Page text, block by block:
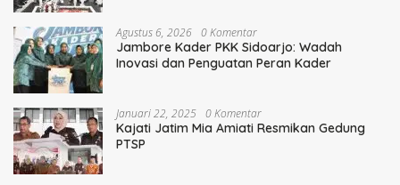
Agustus 6, 2026 0 Komentar
Jambore Kader PKK Sidoarjo: Wadah
Inovasi dan Penguatan Peran Kader
Januari 22, 2025 0 Komentar
Kajati Jatim Mia Amiati Resmikan Gedung
PTSP